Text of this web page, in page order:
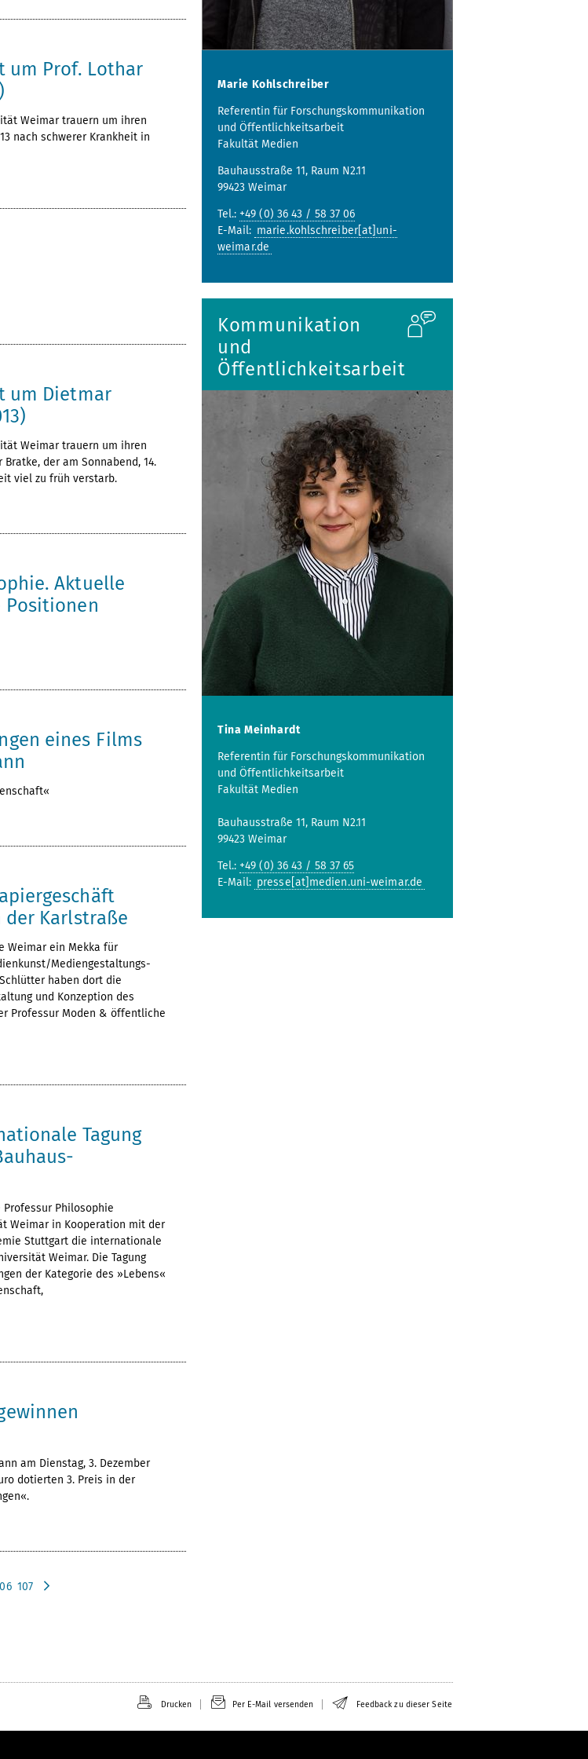
um Prof. Lothar
Weimar trauern um ihren
nach schwerer Krankheit in
um Dietmar
Weimar trauern um ihren
der am Sonnabend, 14.
viel zu früh verstarb.
Aktuelle
Positionen
eines Films
Karlstraße
Weimar ein Mekka für
Mediengestaltungs-
haben dort die
und Konzeption des
Professur Moden & öffentliche
Tagung
Professur Philosophie
Weimar in Kooperation mit der
Stuttgart die internationale
Weimar. Die Tagung
der Kategorie des »Lebens«
am Dienstag, 3. Dezember
dotierten 3. Preis in der
107
Marie Kohlschreiber
Referentin für Forschungskommunikation
und Öffentlichkeitsarbeit
Fakultät Medien
Bauhausstraße 11, Raum N2.11
99423 Weimar
Tel.: +49 (0) 36 43 / 58 37 06
E-Mail: marie.kohlschreiber[at]uni-
weimar.de
Kommunikation
und
Öffentlichkeitsarbeit
Tina Meinhardt
Referentin für Forschungskommunikation
und Öffentlichkeitsarbeit
Fakultät Medien
Bauhausstraße 11, Raum N2.11
99423 Weimar
Tel.: +49 (0) 36 43 / 58 37 65
E-Mail: presse[at]medien.uni-weimar.de
Drucken Per E-Mail versenden Feedback zu dieser Seite